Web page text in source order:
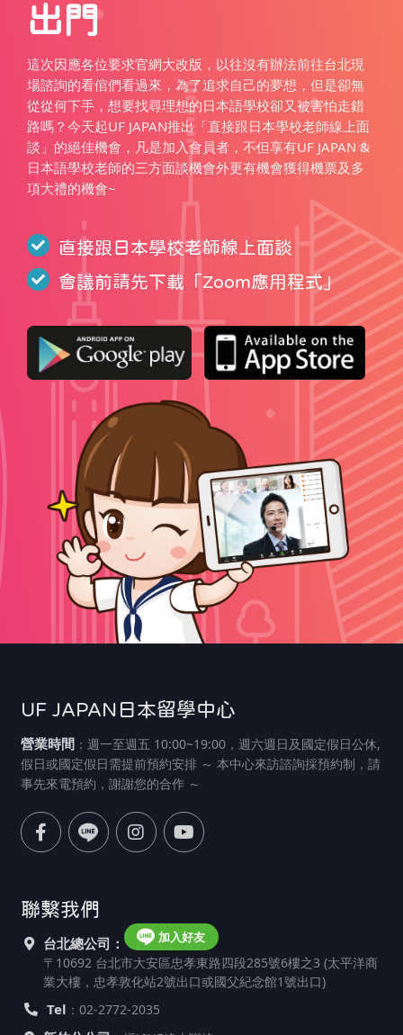
出門
這次因應各位要求官網大改版，以往沒有辦法前往台北現
場諮詢的看倌們看過來，為了追求自己的夢想，但是卻無
從從何下手，想要找尋理想的日本語學校卻又被害怕走錯
路嗎？今天起UF JAPAN推出「直接跟日本學校老師線上面
談」的絕佳機會，凡是加入會員者，不但享有UF JAPAN &
日本語學校老師的三方面談機會外更有機會獲得機票及多
項大禮的機會~
直接跟日本學校老師線上面談
會議前請先下載「Zoom應用程式」
UF JAPAN日本留學中心
營業時間：週一至週五 10:00~19:00，週六週日及國定假日公休,
假日或國定假日需提前預約安排 ～ 本中心來訪諮詢採預約制，請
事先來電預約，謝謝您的合作 ～
聯繫我們
台北總公司： 加入好友
〒10692 台北市大安區忠孝東路四段285號6樓之3 (太平洋商
業大樓，忠孝敦化站2號出口或國父紀念館1號出口)
Tel ：02-2772-2035